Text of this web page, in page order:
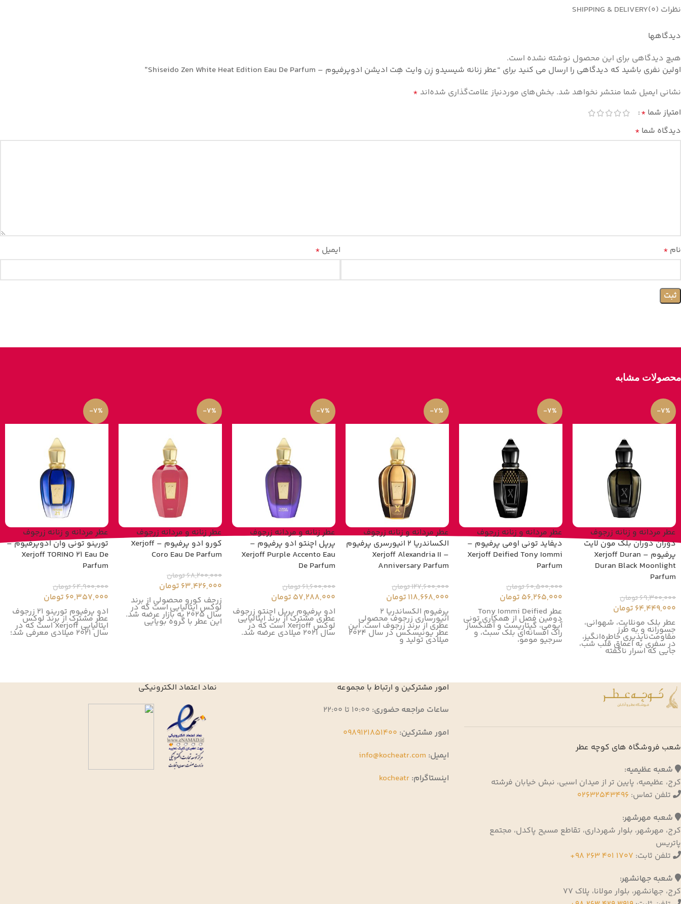
نظرات (0) SHIPPING & DELIVERY
دیدگاهها
هیچ دیدگاهی برای این محصول نوشته نشده است.
اولین نفری باشید که دیدگاهی را ارسال می کنید برای “عطر زنانه شیسیدو زِن وایت هِت ادیشن ادوپرفیوم – Shiseido Zen White Heat Edition Eau De Parfum”
نشانی ایمیل شما منتشر نخواهد شد. بخش‌های موردنیاز علامت‌گذاری شده‌اند *
امتیاز شما *
دیدگاه شما *
نام * ایمیل *
محصولات مشابه
-7%
عطر مردانه و زنانه زرجوف
دوران دوران بلک مون لایت
پرفیوم – Xerjoff Duran
Duran Black Moonlight
Parfum
69,300,000تومان
64,449,000 تومان
عطر بلک مونلایت، شهوانی،
جسورانه و به طرز
مقاومت‌ناپذیری خاطره‌انگیز،
در سفری به اعماق قلب شب،
جایی که اسرار ناگفته
-7%
عطر مردانه و زنانه زرجوف
دیفاید تونی اومی پرفیوم –
Xerjoff Deified Tony Iommi
Parfum
60,500,000تومان
56,265,000 تومان
عطر Tony Iommi Deified
دومین فصل از همکاری تونی
آیومی، گیتاریست و آهنگساز
راک افسانه‌ای بلک سبث، و
سرجیو مومو،
-7%
عطر مردانه و زنانه زرجوف
الکساندریا 2 انیورسری پرفیوم
– Xerjoff Alexandria II
Anniversary Parfum
127,600,000تومان
118,668,000 تومان
پرفیوم الکساندریا 2
انیورساری زرجوف محصولی
عطری از برند زرجوف است. این
عطر یونیسکس در سال 2024
میلادی تولید و
-7%
عطر زنانه و مردانه زرجوف
پرپل اچنتو ادو پرفیوم –
Xerjoff Purple Accento Eau
De Parfum
61,600,000تومان
57,288,000 تومان
ادو پرفیوم پرپل اچنتو زرجوف
عطری مشترک از برند ایتالیایی
لوکس Xerjoff است که در
سال ۲۰۲۱ میلادی عرضه شد.
-7%
عطر زنانه و مردانه زرجوف
کورو ادو پرفیوم – Xerjoff
Coro Eau De Parfum
68,200,000تومان
63,426,000 تومان
زرجف کورو محصولی از برند
لوکس ایتالیایی است که در
سال 2025 به بازار عرضه شد.
این عطر با گروه بویایی
-7%
عطر مردانه و زنانه زرجوف
تورینو تونی وان ادوپرفیوم –
Xerjoff TORINO 21 Eau De
Parfum
64,900,000تومان
60,357,000 تومان
ادو پرفیوم تورینو 21 زرجوف
عطر مشترک از برند لوکس
ایتالیایی Xerjoff است که در
سال 2021 میلادی معرفی شد؛
شعب فروشگاه های کوچه عطر
شعبه عظیمیه:
کرج، عظیمیه، پایین تر از میدان اسبی، نبش خیابان فرشته
تلفن تماس: 02632543496
شعبه مهرشهر:
کرج، مهرشهر، بلوار شهرداری، تقاطع مسیح پاکدل، مجتمع
پاتریس
تلفن ثابت: 1707 401 263 98+
شعبه جهانشهر:
کرج، جهانشهر، بلوار مولانا، پلاک 77
امور مشترکین و ارتباط با مجموعه
ساعات مراجعه حضوری:
امور مشترکین: 0989121851400
ایمیل: info@kocheatr.com
اینستاگرام: kocheatr
نماد اعتماد الکترونیکی